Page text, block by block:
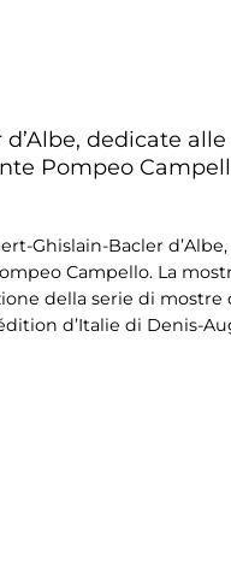
dedicate
Pompeo
Ghislain-Bacler
Campello. La
della serie di mostre
d’Italie di Denis-